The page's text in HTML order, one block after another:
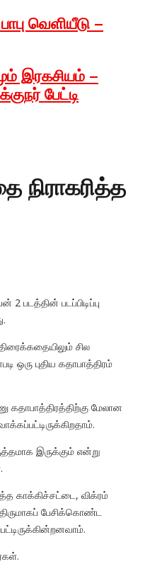
வெளியீடு –
இரகசியம் –
பேட்டி
நிராகரித்த
2 படத்தின் படப்பிடிப்பு
சில
ஒரு புதிய கதாபாத்திரம்
கதாபாத்திரத்திற்கு மேலான
இருக்கும் என்று
காக்கிச்சட்டை, விக்ரம்
பேசிக்கொண்ட